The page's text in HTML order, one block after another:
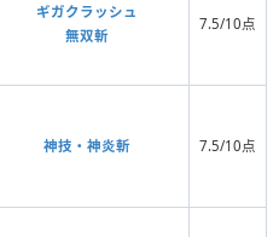
ギガクラッシュ
無双斬
7.5/10点
神技・神炎斬 7.5/10点